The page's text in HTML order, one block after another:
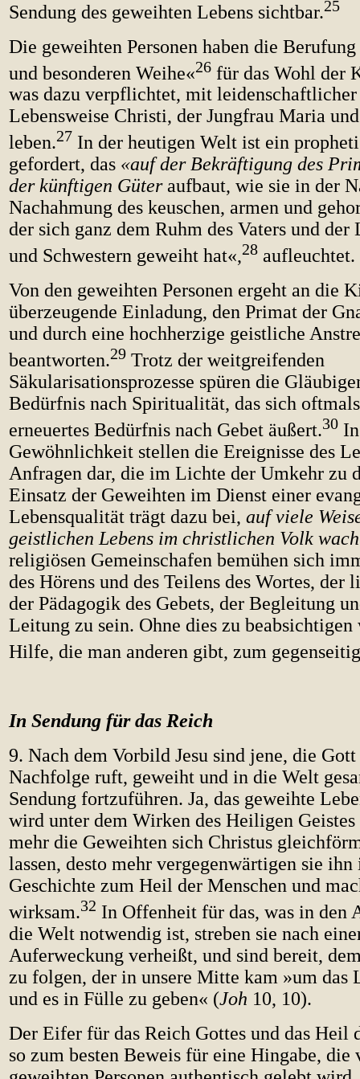
Sendung des geweihten Lebens sichtbar.25
Die geweihten Personen haben die
und besonderen Weihe«26 für das Wohl der
was dazu verpflichtet, mit
Lebensweise Christi, der Jungfrau Maria
leben.27 In der heutigen Welt ist ein
gefordert, das «auf der Bekräftigung des
der künftigen Güter aufbaut, wie sie in der
Nachahmung des keuschen, armen und
der sich ganz dem Ruhm des Vaters und
und Schwestern geweiht hat«,28 aufleuchtet.
Von den geweihten Personen ergeht an die
überzeugende Einladung, den Primat der
und durch eine hochherzige geistliche
beantworten.29 Trotz der weitgreifenden
Säkularisationsprozesse spüren die
Bedürfnis nach Spiritualität, das sich
erneuertes Bedürfnis nach Gebet äußert.30
Gewöhnlichkeit stellen die Ereignisse des
Anfragen dar, die im Lichte der Umkehr zu
Einsatz der Geweihten im Dienst einer
Lebensqualität trägt dazu bei, auf viele
geistlichen Lebens im christlichen Volk
religiösen Gemeinschafen bemühen sich
des Hörens und des Teilens des Wortes, der
der Pädagogik des Gebets, der Begleitung
Leitung zu sein. Ohne dies zu
Hilfe, die man anderen gibt, zum
In Sendung für das Reich
9. Nach dem Vorbild Jesu sind jene, die
Nachfolge ruft, geweiht und in die Welt
Sendung fortzuführen. Ja, das geweihte
wird unter dem Wirken des Heiligen Geistes
mehr die Geweihten sich Christus
lassen, desto mehr vergegenwärtigen sie ihn
Geschichte zum Heil der Menschen und
wirksam.32 In Offenheit für das, was in den
die Welt notwendig ist, streben sie nach
Auferweckung verheißt, und sind bereit,
zu folgen, der in unsere Mitte kam »um das
und es in Fülle zu geben« (Joh 10, 10).
Der Eifer für das Reich Gottes und das Heil
so zum besten Beweis für eine Hingabe, die